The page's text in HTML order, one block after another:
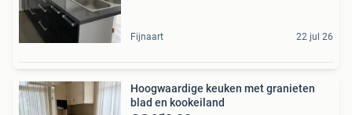
Fijnaart 22 jul 26
Hoogwaardige keuken met granieten
blad en kookeiland